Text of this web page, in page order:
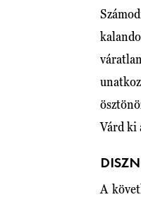
Várd ki
A